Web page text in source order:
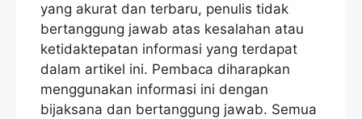
yang akurat dan terbaru, penulis tidak
bertanggung jawab atas kesalahan atau
ketidaktepatan informasi yang terdapat
dalam artikel ini. Pembaca diharapkan
menggunakan informasi ini dengan
bijaksana dan bertanggung jawab. Semua